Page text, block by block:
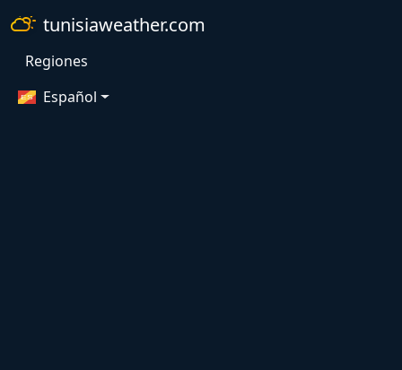
tunisiaweather.com
Regiones
Español